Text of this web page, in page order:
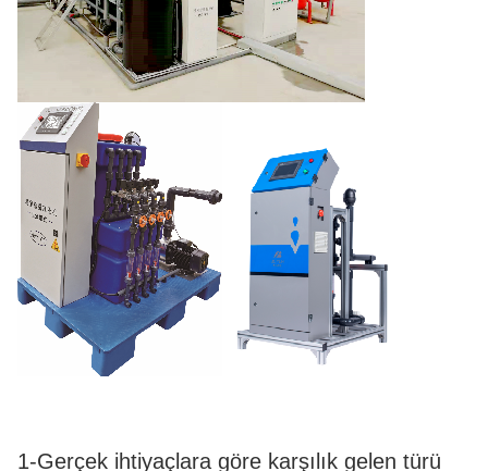
1-Gerçek ihtiyaçlara göre karşılık gelen türü